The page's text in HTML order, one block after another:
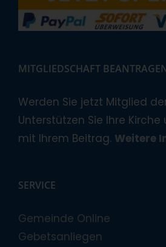
MITGLIEDSCHAFT
Werden Sie jetzt Mitglied
Unterstützen Sie Ihre
mit Ihrem Beitrag. Weitere
SERVICE
Gemeinde Online
Gebetsanliegen